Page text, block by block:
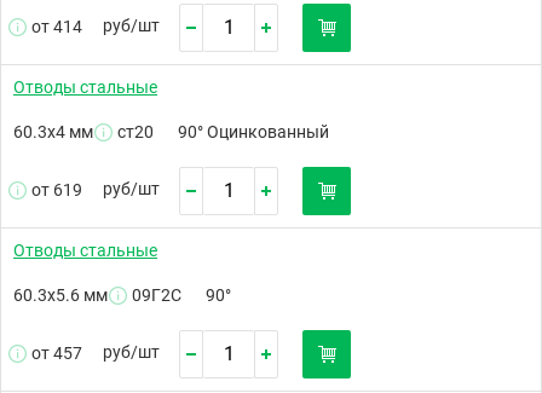
от 414 руб/шт
Отводы стальные
60.3х4 мм ст20 90° Оцинкованный
от 619 руб/шт
Отводы стальные
60.3х5.6 мм 09Г2С 90°
от 457 руб/шт